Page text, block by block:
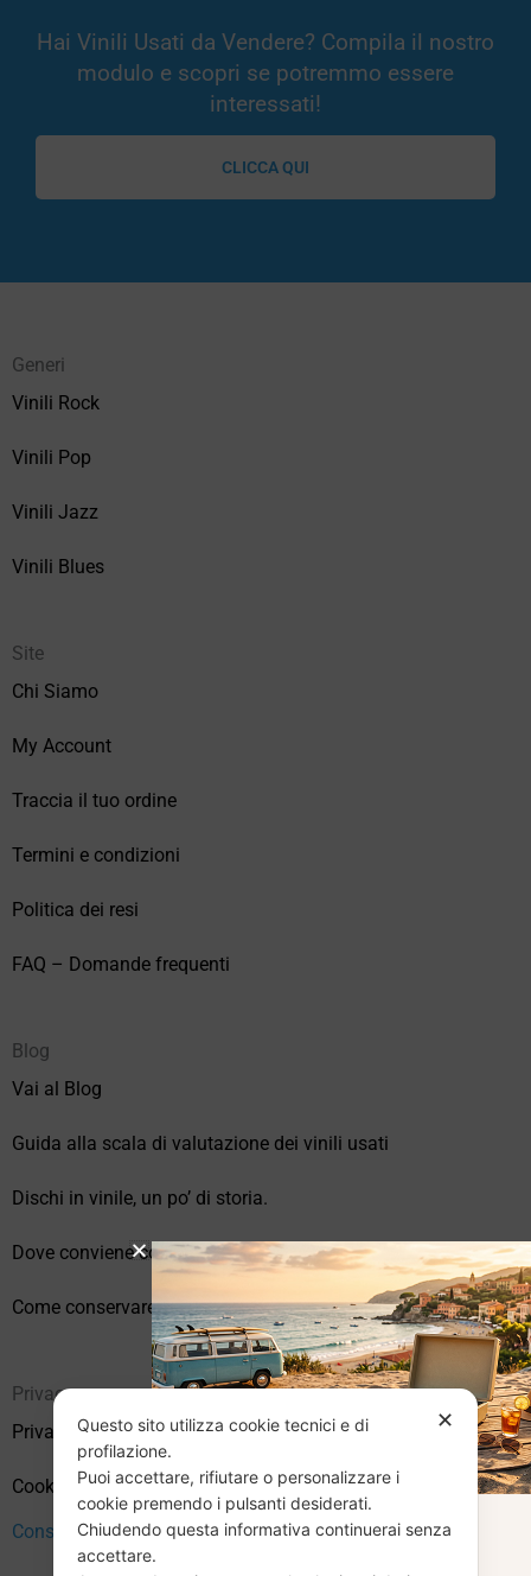
Hai Vinili Usati da Vendere? Compila il nostro
modulo e scopri se potremmo essere
interessati!
CLICCA QUI
Generi
Vinili Rock
Vinili Pop
Vinili Jazz
Vinili Blues
Site
Chi Siamo
My Account
Traccia il tuo ordine
Termini e condizioni
Politica dei resi
FAQ – Domande frequenti
Blog
Vai al Blog
Guida alla scala di valutazione dei vinili usati
Dischi in vinile, un po’ di storia.
Dove conviene comprare vinili online?
Come conservare correttamente i vinili usati
Privacy
Privacy Policy
Cookie Policy (UE)
Consenso
✕
Questo sito utilizza cookie tecnici e di
profilazione.
Puoi accettare, rifiutare o personalizzare i
cookie premendo i pulsanti desiderati.
Chiudendo questa informativa continuerai senza
accettare.